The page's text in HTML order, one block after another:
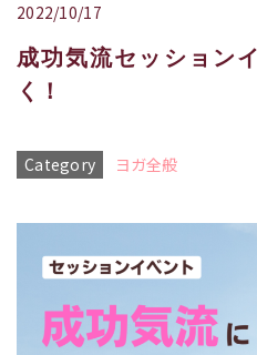
2022/10/17
成功気流セッション
く！
Category ヨガ全般